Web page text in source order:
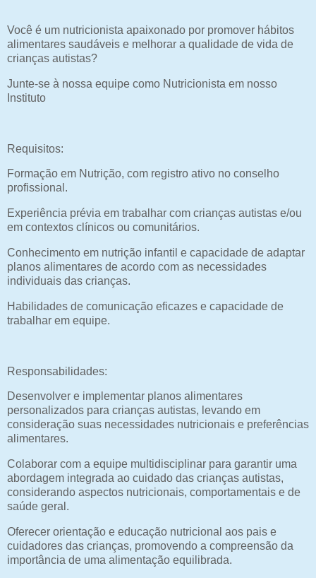
Você é um nutricionista apaixonado por promover hábitos
alimentares saudáveis e melhorar a qualidade de vida de
crianças autistas?
Junte-se à nossa equipe como Nutricionista em nosso
Instituto
Requisitos:
Formação em Nutrição, com registro ativo no conselho
profissional.
Experiência prévia em trabalhar com crianças autistas e/ou
em contextos clínicos ou comunitários.
Conhecimento em nutrição infantil e capacidade de adaptar
planos alimentares de acordo com as necessidades
individuais das crianças.
Habilidades de comunicação eficazes e capacidade de
trabalhar em equipe.
Responsabilidades:
Desenvolver e implementar planos alimentares
personalizados para crianças autistas, levando em
consideração suas necessidades nutricionais e preferências
alimentares.
Colaborar com a equipe multidisciplinar para garantir uma
abordagem integrada ao cuidado das crianças autistas,
considerando aspectos nutricionais, comportamentais e de
saúde geral.
Oferecer orientação e educação nutricional aos pais e
cuidadores das crianças, promovendo a compreensão da
importância de uma alimentação equilibrada.